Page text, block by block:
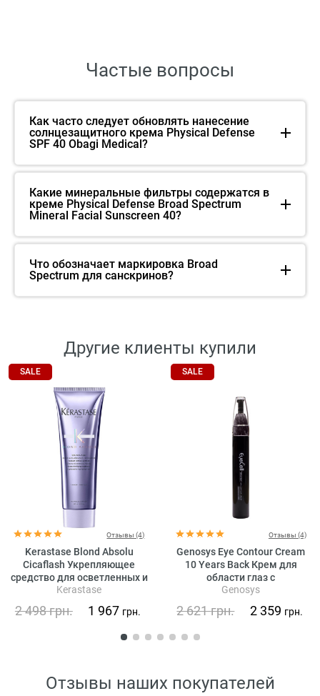
Частые вопросы
Как часто следует обновлять нанесение
солнцезащитного крема Physical Defense
SPF 40 Obagi Medical?
Какие минеральные фильтры содержатся в
креме Physical Defense Broad Spectrum
Mineral Facial Sunscreen 40?
Что обозначает маркировка Broad
Spectrum для санскринов?
Другие клиенты купили
SALE
Отзывы (4)
Kerastase Blond Absolu
Cicaflash Укрепляющее
средство для осветленных и
мелированных волос
Kerastase
2 498грн. 1 967 грн.
SALE
Отзывы (4)
Genosys Eye Contour Cream
10 Years Back Крем для
области глаз с
растительными стволовыми
Genosys
2 621грн. 2 359 грн.
Отзывы наших покупателей